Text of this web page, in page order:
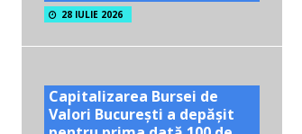
28 IULIE 2026
Capitalizarea Bursei de
Valori București a depășit